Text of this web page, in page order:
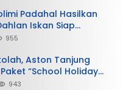
Padahal Hasilkan
Iskan Siap
955
Aston Tanjung
“School Holiday
943